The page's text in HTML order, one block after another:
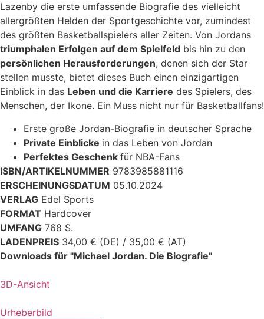
Lazenby die erste umfassende Biografie des vielleicht
allergrößten Helden der Sportgeschichte vor, zumindest
des größten Basketballspielers aller Zeiten. Von Jordans
triumphalen Erfolgen auf dem Spielfeld bis hin zu den
persönlichen Herausforderungen, denen sich der Star
stellen musste, bietet dieses Buch einen einzigartigen
Einblick in das Leben und die Karriere des Spielers, des
Menschen, der Ikone. Ein Muss nicht nur für Basketballfans!
Erste große Jordan-Biografie in deutscher Sprache
Private Einblicke in das Leben von Jordan
Perfektes Geschenk für NBA-Fans
ISBN/ARTIKELNUMMER 9783985881116
ERSCHEINUNGSDATUM 05.10.2024
VERLAG Edel Sports
FORMAT Hardcover
UMFANG 768 S.
LADENPREIS 34,00 € (DE) / 35,00 € (AT)
Downloads für "Michael Jordan. Die Biografie"
3D-Ansicht
Urheberbild